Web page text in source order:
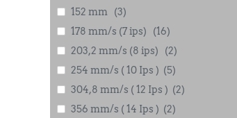
152 mm
(3)
178 mm/s (7 ips)
(16)
203,2 mm/s (8 ips)
(2)
254 mm/s ( 10 Ips ) (5)
304,8 mm/s ( 12 Ips ) (2)
356 mm/s ( 14 Ips ) (2)